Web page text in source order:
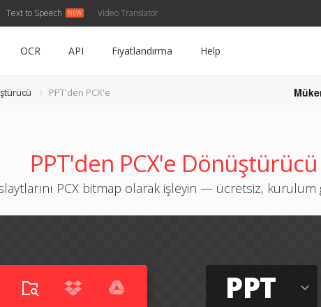
Text to Speech Video Translator
OCR API Fiyatlandırma Help
PPT'den PCX'e
PPT'den PCX'e Dönüştürücü
PCX bitmap olarak işleyin — ücretsiz, kurulum
PPT